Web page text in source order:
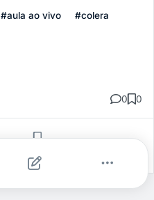
#aula ao vivo
#colera
0 0
Salvar